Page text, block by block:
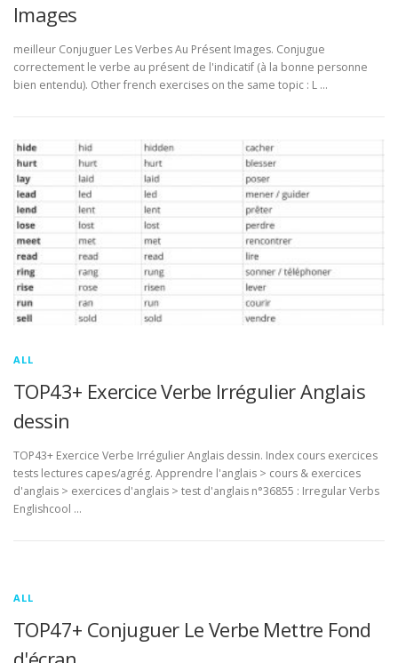
Images
meilleur Conjuguer Les Verbes Au Présent Images. Conjugue
correctement le verbe au présent de l'indicatif (à la bonne personne
bien entendu). Other french exercises on the same topic : L …
ALL
TOP43+ Exercice Verbe Irrégulier Anglais
dessin
TOP43+ Exercice Verbe Irrégulier Anglais dessin. Index cours exercices
tests lectures capes/agrég. Apprendre l'anglais > cours & exercices
d'anglais > exercices d'anglais > test d'anglais n°36855 : Irregular Verbs
Englishcool …
ALL
TOP47+ Conjuguer Le Verbe Mettre Fond